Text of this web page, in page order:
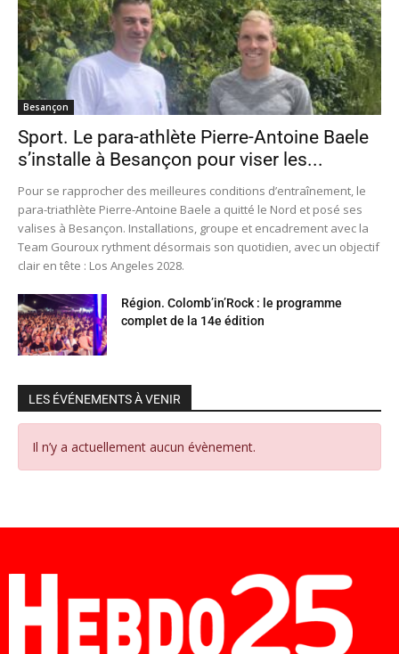
Besançon
Sport. Le para-athlète Pierre-Antoine Baele
s’installe à Besançon pour viser les...
Pour se rapprocher des meilleures conditions d’entraînement, le
para-triathlète Pierre-Antoine Baele a quitté le Nord et posé ses
valises à Besançon. Installations, groupe et encadrement avec la
Team Gouroux rythment désormais son quotidien, avec un objectif
clair en tête : Los Angeles 2028.
Région. Colomb’in’Rock : le programme
complet de la 14e édition
LES ÉVÉNEMENTS À VENIR
Il n’y a actuellement aucun évènement.